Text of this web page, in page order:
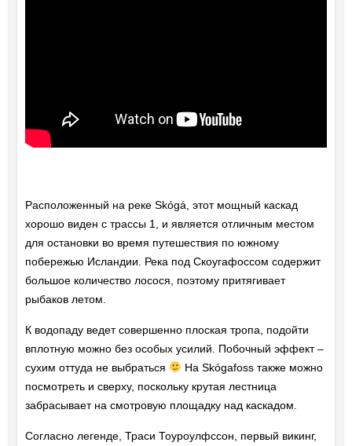
Расположенный на реке Skógá, этот мощный каскад
хорошо виден с трассы 1, и является отличным местом
для остановки во время путешествия по южному
побережью Исландии. Река под Скоугафоссом содержит
большое количество лосося, поэтому притягивает
рыбаков летом.
К водопаду ведет совершенно плоская тропа, подойти
вплотную можно без особых усилий. Побочный эффект –
сухим оттуда не выбраться
На Skógafoss также можно
посмотреть и сверху, поскольку крутая лестница
забрасывает на смотровую площадку над каскадом.
Согласно легенде, Траси Тоуроулфссон, первый викинг,